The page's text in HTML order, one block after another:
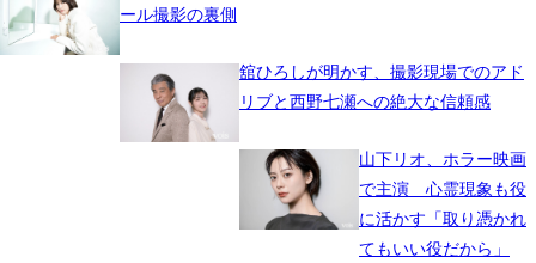
ール撮影の裏側
舘ひろしが明かす、撮影現場でのアド
リブと西野七瀬への絶大な信頼感
山下リオ、ホラー映画
で主演 心霊現象も役
に活かす「取り憑かれ
てもいい役だから」